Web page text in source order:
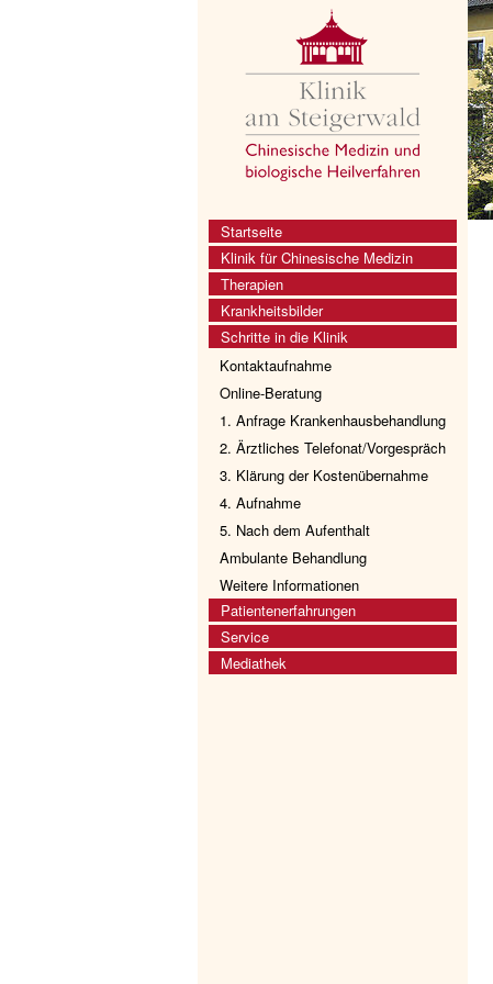
Startseite
Klinik für Chinesische Medizin
Therapien
Krankheitsbilder
Schritte in die Klinik
Kontaktaufnahme
Online-Beratung
1. Anfrage Krankenhausbehandlung
2. Ärztliches Telefonat/Vorgespräch
3. Klärung der Kostenübernahme
4. Aufnahme
5. Nach dem Aufenthalt
Ambulante Behandlung
Weitere Informationen
Patientenerfahrungen
Service
Mediathek